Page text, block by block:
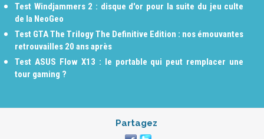
Test Windjammers 2 : disque d'or pour la suite du jeu culte
de la NeoGeo
Test GTA The Trilogy The Definitive Edition : nos émouvantes
retrouvailles 20 ans après
Test ASUS Flow X13 : le portable qui peut remplacer une
tour gaming ?
Partagez